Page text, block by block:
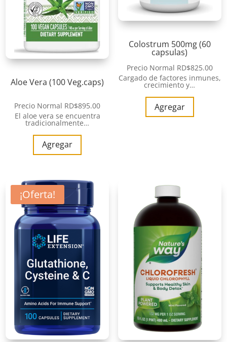
Aloe Vera (100 Veg.caps)
Precio Normal RD$895.00
El aloe vera se encuentra
tradicionalmente…
Agregar
Colostrum 500mg (60
capsulas)
Precio Normal RD$825.00
Cargado de factores inmunes,
crecimiento y…
Agregar
¡Oferta!